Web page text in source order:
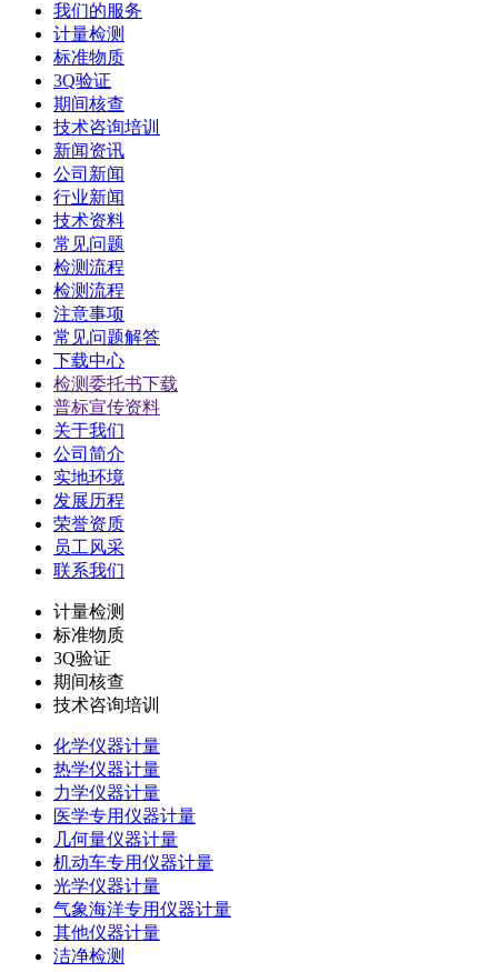
我们的服务
计量检测
标准物质
3Q验证
期间核查
技术咨询培训
新闻资讯
公司新闻
行业新闻
技术资料
常见问题
检测流程
检测流程
注意事项
常见问题解答
下载中心
检测委托书下载
普标宣传资料
关于我们
公司简介
实地环境
发展历程
荣誉资质
员工风采
联系我们
计量检测
标准物质
3Q验证
期间核查
技术咨询培训
化学仪器计量
热学仪器计量
力学仪器计量
医学专用仪器计量
几何量仪器计量
机动车专用仪器计量
光学仪器计量
气象海洋专用仪器计量
其他仪器计量
洁净检测